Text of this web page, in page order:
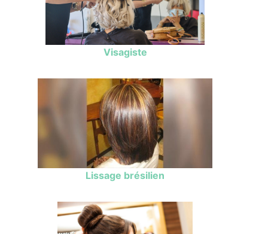
Visagiste
Lissage brésilien